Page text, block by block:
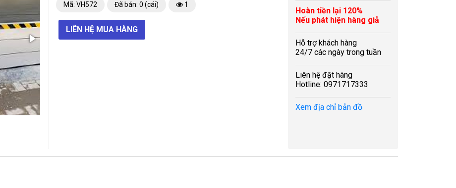
Mã: VH572 Đã bán: 0 (cái) 1
LIÊN HỆ MUA HÀNG
Hoàn tiền lại 120%
Nếu phát hiện hàng giả
Hỗ trợ khách hàng
24/7 các ngày trong tuần
Liên hệ đặt hàng
Hotline: 0971717333
Xem địa chỉ bản đồ